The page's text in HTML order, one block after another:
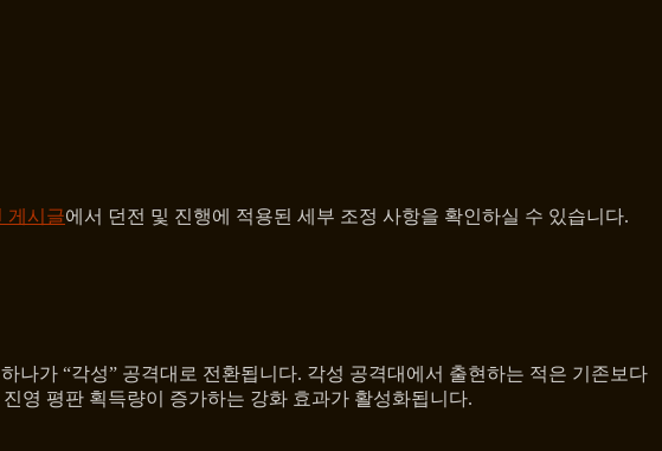
게시글에서 던전 및 진행에 적용된 세부 조정 사항을 확인하실 수 있습니다.
나가 “각성” 공격대로 전환됩니다. 각성 공격대에서 출현하는 적은 기존보다
영 평판 획득량이 증가하는 강화 효과가 활성화됩니다.